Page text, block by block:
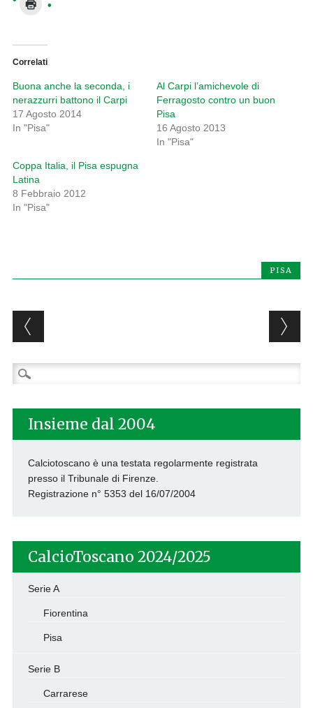
Correlati
Buona anche la seconda, i
nerazzurri battono il Carpi
17 Agosto 2014
In "Pisa"
Al Carpi l’amichevole di
Ferragosto contro un buon
Pisa
16 Agosto 2013
In "Pisa"
Coppa Italia, il Pisa espugna
Latina
8 Febbraio 2012
In "Pisa"
PISA
Post navigation
Ricerca
per:
Insieme dal 2004
Calciotoscano è una testata regolarmente registrata
presso il Tribunale di Firenze.
Registrazione n° 5353 del 16/07/2004
CalcioToscano 2024/2025
Serie A
Fiorentina
Pisa
Serie B
Carrarese